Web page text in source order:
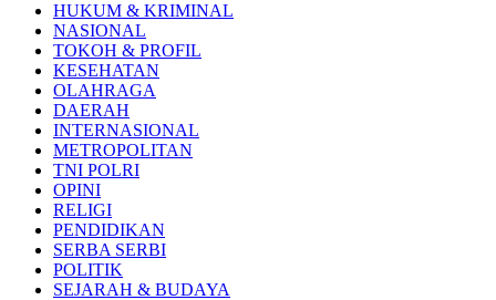
HUKUM & KRIMINAL
NASIONAL
TOKOH & PROFIL
KESEHATAN
OLAHRAGA
DAERAH
INTERNASIONAL
METROPOLITAN
TNI POLRI
OPINI
RELIGI
PENDIDIKAN
SERBA SERBI
POLITIK
SEJARAH & BUDAYA